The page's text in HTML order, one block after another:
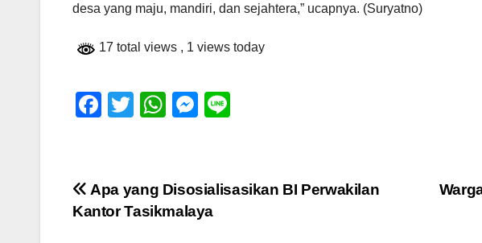
desa yang maju, mandiri, dan sejahtera,” ucapnya. (Suryatno)
17 total views , 1 views today
F
e
b
T
er
W
s
A
M
e
n
Navigasi
Apa yang Disosialisasikan BI Perwakilan
Kantor Tasikmalaya